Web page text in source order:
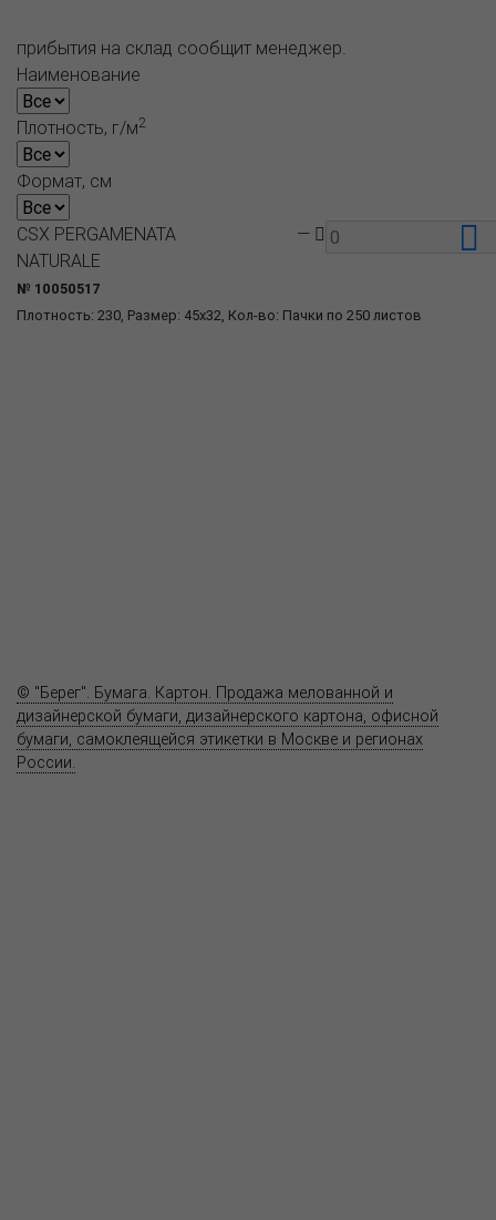
прибытия на склад сообщит менеджер.
Наименование
Плотность, г/м2
Формат, см
Плотность: 230, Размер: 45x32, Кол-во: Пачки по 250 листов
CSX PERGAMENATA
NATURALE
№ 10050517
—
© "Берег". Бумага. Картон. Продажа мелованной и
дизайнерской бумаги, дизайнерского картона, офисной
бумаги, самоклеящейся этикетки в Москве и регионах
России.